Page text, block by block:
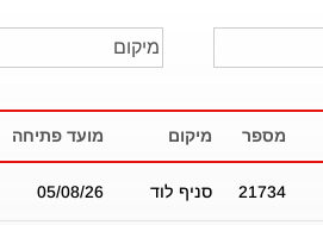
מספר מיקום מועד פתיחה
21734 סניף לוד 05/08/26